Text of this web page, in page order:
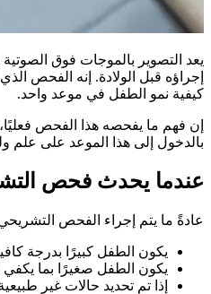
يعد التصوير بالموجات فوق
إجراؤه قبل الولادة. إنه الفحص
كيفية نمو الطفل في موعد واحد.
إن فهم ما يفحصه هذا الفحص
بالدخول إلى هذا الموعد على علم
عندما يحدث فحص
عادةً ما يتم إجراء الفحص
يكون الطفل كبيرًا بدرجة
يكون الطفل صغيرًا بما
إذا تم تحديد حالات غير